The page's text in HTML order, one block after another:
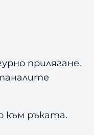
прилягане.
към ръката.